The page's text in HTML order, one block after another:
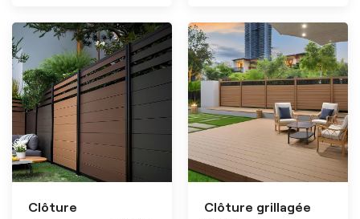
Clôture
Clôture grillagée